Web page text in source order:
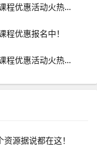
环球网报名大厅：中华会计网校初级会计课程优惠活动火热进行中
优惠报名中！
环球网报名大厅：中华会计网校初级会计课程优惠活动火热进行中
源据说都在这！